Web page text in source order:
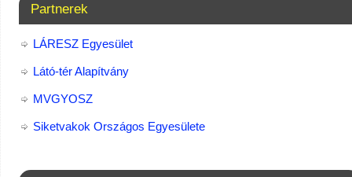
Partnerek
LÁRESZ Egyesület
Látó-tér Alapítvány
MVGYOSZ
Siketvakok Országos Egyesülete